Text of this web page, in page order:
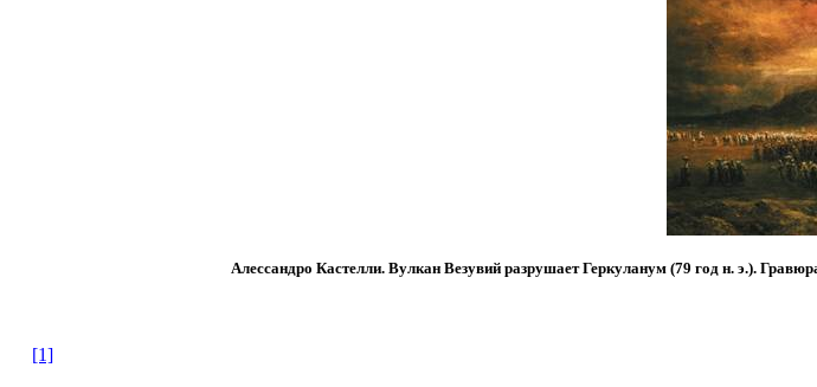
Алессандро Кастелли. Вулкан Везувий разрушает Геркуланум (79 год н. э.).
[1]